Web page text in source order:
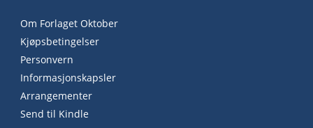
Om Forlaget Oktober
Kjøpsbetingelser
Personvern
Informasjonskapsler
Arrangementer
Send til Kindle